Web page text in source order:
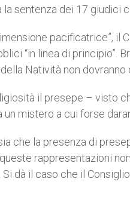
la sentenza dei 17 giudici
pacificatrice”, il
“in linea di principio”.
Natività non
il presepe – visto
mistero a cui forse
che la presenza di
rappresentazioni
dà il caso che il